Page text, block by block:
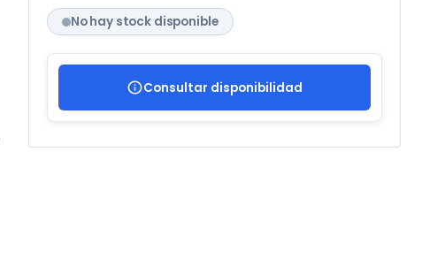
No hay stock disponible
Consultar disponibilidad